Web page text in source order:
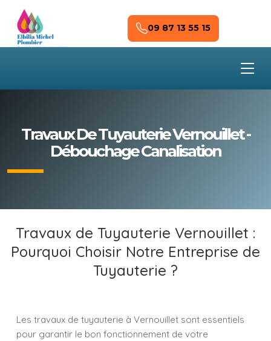
Skip to main content
09 87 13 55 15
Travaux De Tuyauterie Vernouillet -
Débouchage Canalisation
Travaux de Tuyauterie Vernouillet :
Pourquoi Choisir Notre Entreprise de
Tuyauterie ?
Les travaux de tuyauterie à Vernouillet sont essentiels
pour garantir le bon fonctionnement de votre